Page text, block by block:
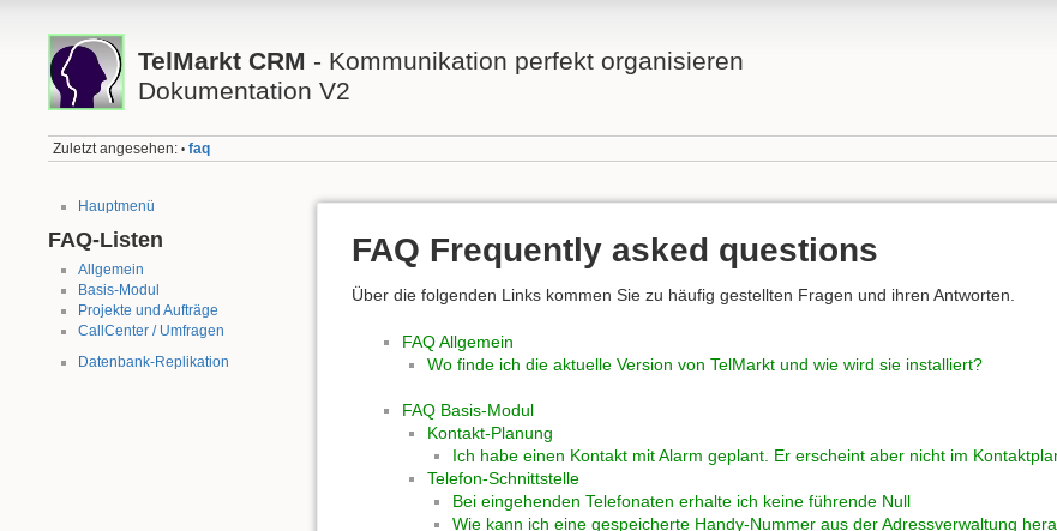
TelMarkt CRM - Kommunikation perfekt organisieren
Dokumentation V2
Zuletzt angesehen: • faq
Hauptmenü
FAQ-Listen
Allgemein
Basis-Modul
Projekte und Aufträge
CallCenter / Umfragen
Datenbank-Replikation
FAQ Frequently asked questions
Über die folgenden Links kommen Sie zu häufig gestellten Fragen und ihren Antworten.
FAQ Allgemein
Wo finde ich die aktuelle Version von TelMarkt und wie wird sie installiert?
FAQ Basis-Modul
Kontakt-Planung
Ich habe einen Kontakt mit Alarm geplant. Er erscheint aber nicht im
Telefon-Schnittstelle
Bei eingehenden Telefonaten erhalte ich keine führende Null
Wie kann ich eine gespeicherte Handy-Nummer aus der Adressverwaltung